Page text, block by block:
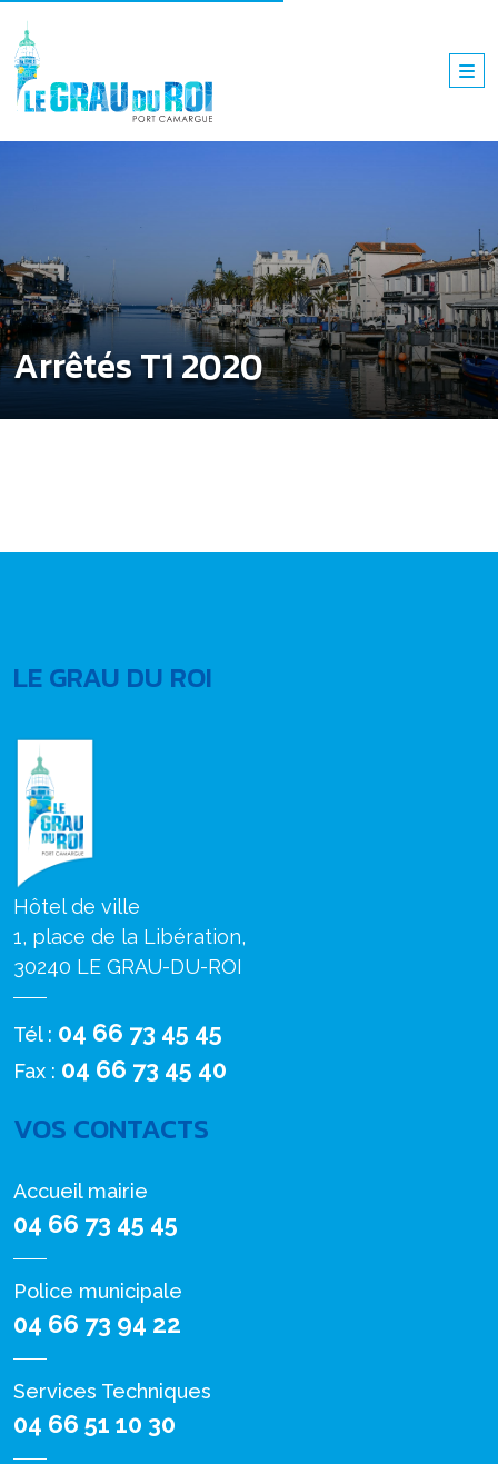
Arrêtés T1 2020
LE GRAU DU ROI
Hôtel de ville
1, place de la Libération,
30240 LE GRAU-DU-ROI
Tél : 04 66 73 45 45
Fax : 04 66 73 45 40
VOS CONTACTS
Accueil mairie
04 66 73 45 45
Police municipale
04 66 73 94 22
Services Techniques
04 66 51 10 30